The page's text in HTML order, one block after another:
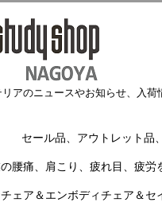
アのニュースやお知らせ、入荷
セール品、アウトレット品
腰痛、肩こり、疲れ目、疲
ェア＆エンボディチェア＆